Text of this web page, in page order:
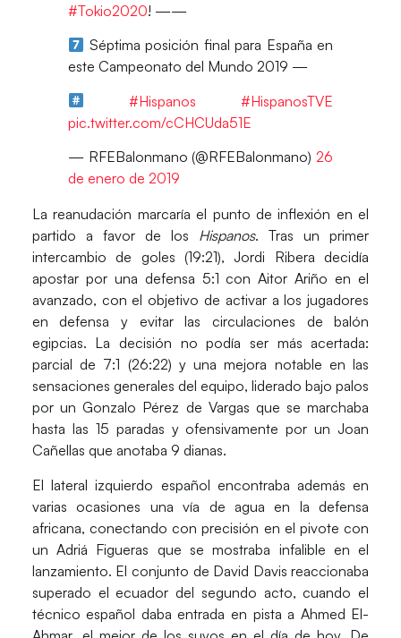
#Tokio2020! ——
Séptima posición final para España en
este Campeonato del Mundo 2019 —
#Hispanos
#HispanosTVE
pic.twitter.com/cCHCUda51E
— RFEBalonmano (@RFEBalonmano)26
de enero de 2019
La reanudación marcaría el punto de inflexión en el
partido a favor de los Hispanos. Tras un primer
intercambio de goles (19:21),Jordi Ribera decidía
apostar por una defensa 5:1 con Aitor Ariño en el
avanzado, con el objetivo de activar a los jugadores
en defensa y evitar las circulaciones de balón
egipcias. La decisión no podía ser más acertada:
parcial de 7:1 (26:22) y una mejora notable en las
sensaciones generales del equipo, liderado bajo palos
por unGonzalo Pérez de Vargas que se marchaba
hasta las 15 paradas y ofensivamente por unJoan
Cañellas que anotaba 9 dianas.
El lateral izquierdo español encontraba además en
varias ocasiones una vía de agua en la defensa
africana, conectando con precisión en el pivote con
unAdriá Figueras que se mostraba infalible en el
lanzamiento. El conjunto de David Davis reaccionaba
superado el ecuador del segundo acto, cuando el
técnico español daba entrada en pista a Ahmed El-